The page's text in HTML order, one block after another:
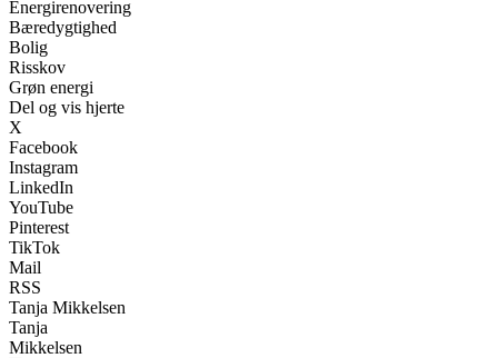
Energirenovering
Bæredygtighed
Bolig
Risskov
Grøn energi
Del og vis hjerte
X
Facebook
Instagram
LinkedIn
YouTube
Pinterest
TikTok
Mail
RSS
Tanja Mikkelsen
Tanja
Mikkelsen